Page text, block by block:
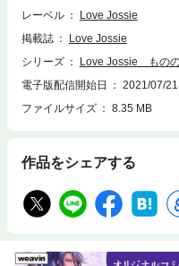
レーベル
Love Jossie
掲載誌
Love Jossie
シリーズ
Love Jossie もの
電子版配信開始日
2021/07/21
ファイルサイズ
8.35 MB
作品をシェアする